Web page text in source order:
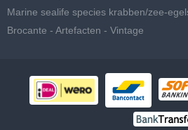
Marine sealife species krabben/zee-
Brocante - Artefacten - Vintage